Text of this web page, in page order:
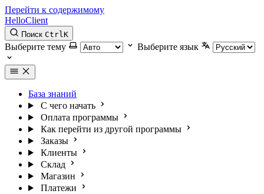
Перейти к содержимому
HelloClient
Поиск CtrlK
Выберите тему Выберите язык
База знаний
С чего начать
Оплата программы
Как перейти из другой программы
Заказы
Клиенты
Склад
Магазин
Платежи